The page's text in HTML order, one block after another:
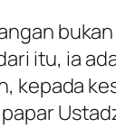
itu, ia
kepada